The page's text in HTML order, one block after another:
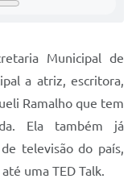
Municipal de
a atriz, escritora,
Ramalho que tem
Ela também já
televisão do país,
uma TED Talk.